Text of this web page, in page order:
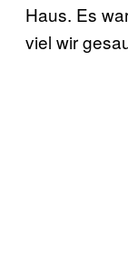
Haus. Es
viel wir